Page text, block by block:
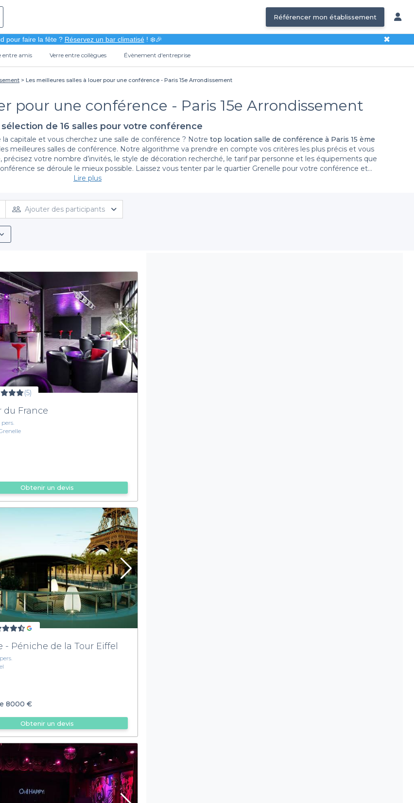
Référencer mon établissement
pour faire la fête ? Réservez un bar climatisé! ❄️🎉 ✖
entre amis Verre entre collègues Évènement d'entreprise
Les meilleures salles à louer pour une conférence - Paris 15e Arrondissement
pour une conférence - Paris 15e Arrondissement
de 16 salles pour votre conférence
capitale et vous cherchez une salle de conférence ? Notre top location salle de conférence à Paris 15 ème
meilleures salles de conférence. Notre algorithme va prendre en compte vos critères les plus précis et vous
, précisez votre nombre d’invités, le style de décoration recherché, le tarif par personne et les équipements que
se déroule le mieux possible. Laissez vous tenter par le quartier Grenelle pour votre conférence et
gratuitement et rapidement sur Privateaser. Devenez chef de votre événement grâce à notre
Lire plus
Ajouter des participants
(5)
du France
Obtenir un devis
- Péniche de la Tour Eiffel
8000 €
Obtenir un devis